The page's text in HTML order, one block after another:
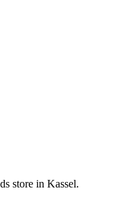
store in Kassel.